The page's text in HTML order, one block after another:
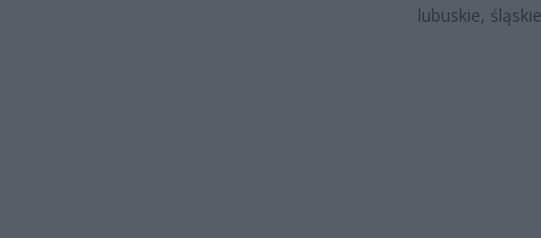
lubuskie,